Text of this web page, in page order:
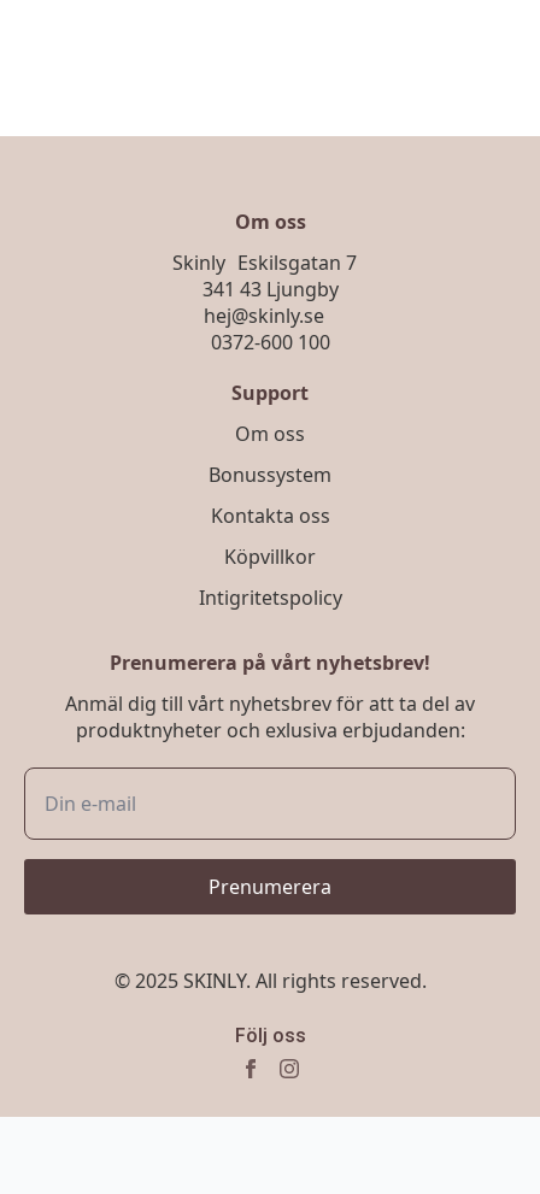
olika
Om oss
Skinly Eskilsgatan 7
341 43 Ljungby
hej@skinly.se
0372-600 100
Support
Om oss
Bonussystem
Kontakta oss
Köpvillkor
Intigritetspolicy
Prenumerera på vårt nyhetsbrev!
Anmäl dig till vårt nyhetsbrev för att ta del av
produktnyheter och exlusiva erbjudanden:
Prenumerera
© 2025 SKINLY. All rights reserved.
Följ oss